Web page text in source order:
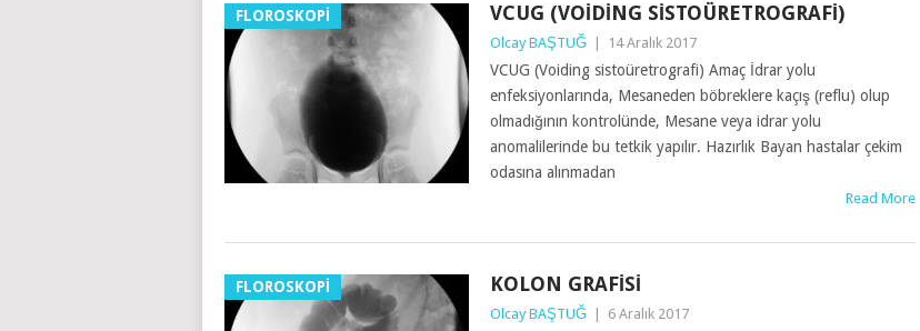
FLOROSKOPİ VCUG (VOIDING SISTOÜRETROGRAFI)
Olcay BAŞTUĞ 14 Aralık 2017
VCUG (Voiding sistoüretrografi) Amaç İdrar yolu
enfeksiyonlarında, Mesaneden böbreklere kaçış (reflu) olup
olmadığının kontrolünde, Mesane veya idrar yolu
anomalilerinde bu tetkik yapılır. Hazırlık Bayan hastalar çekim
odasına alınmadan
Read More
FLOROSKOPİ KOLON GRAFISI
Olcay BAŞTUĞ 6 Aralık 2017